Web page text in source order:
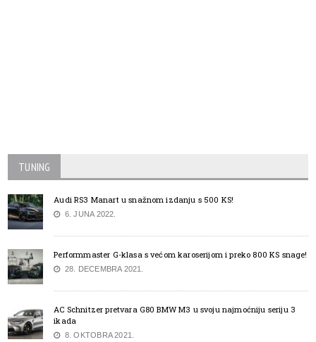
TUNING
Audi RS3 Manart u snažnom izdanju s 500 KS!
6. JUNA 2022.
Performmaster G-klasa s većom karoserijom i preko 800 KS snage!
28. DECEMBRA 2021.
AC Schnitzer pretvara G80 BMW M3 u svoju najmoćniju seriju 3
ikada
8. OKTOBRA 2021.